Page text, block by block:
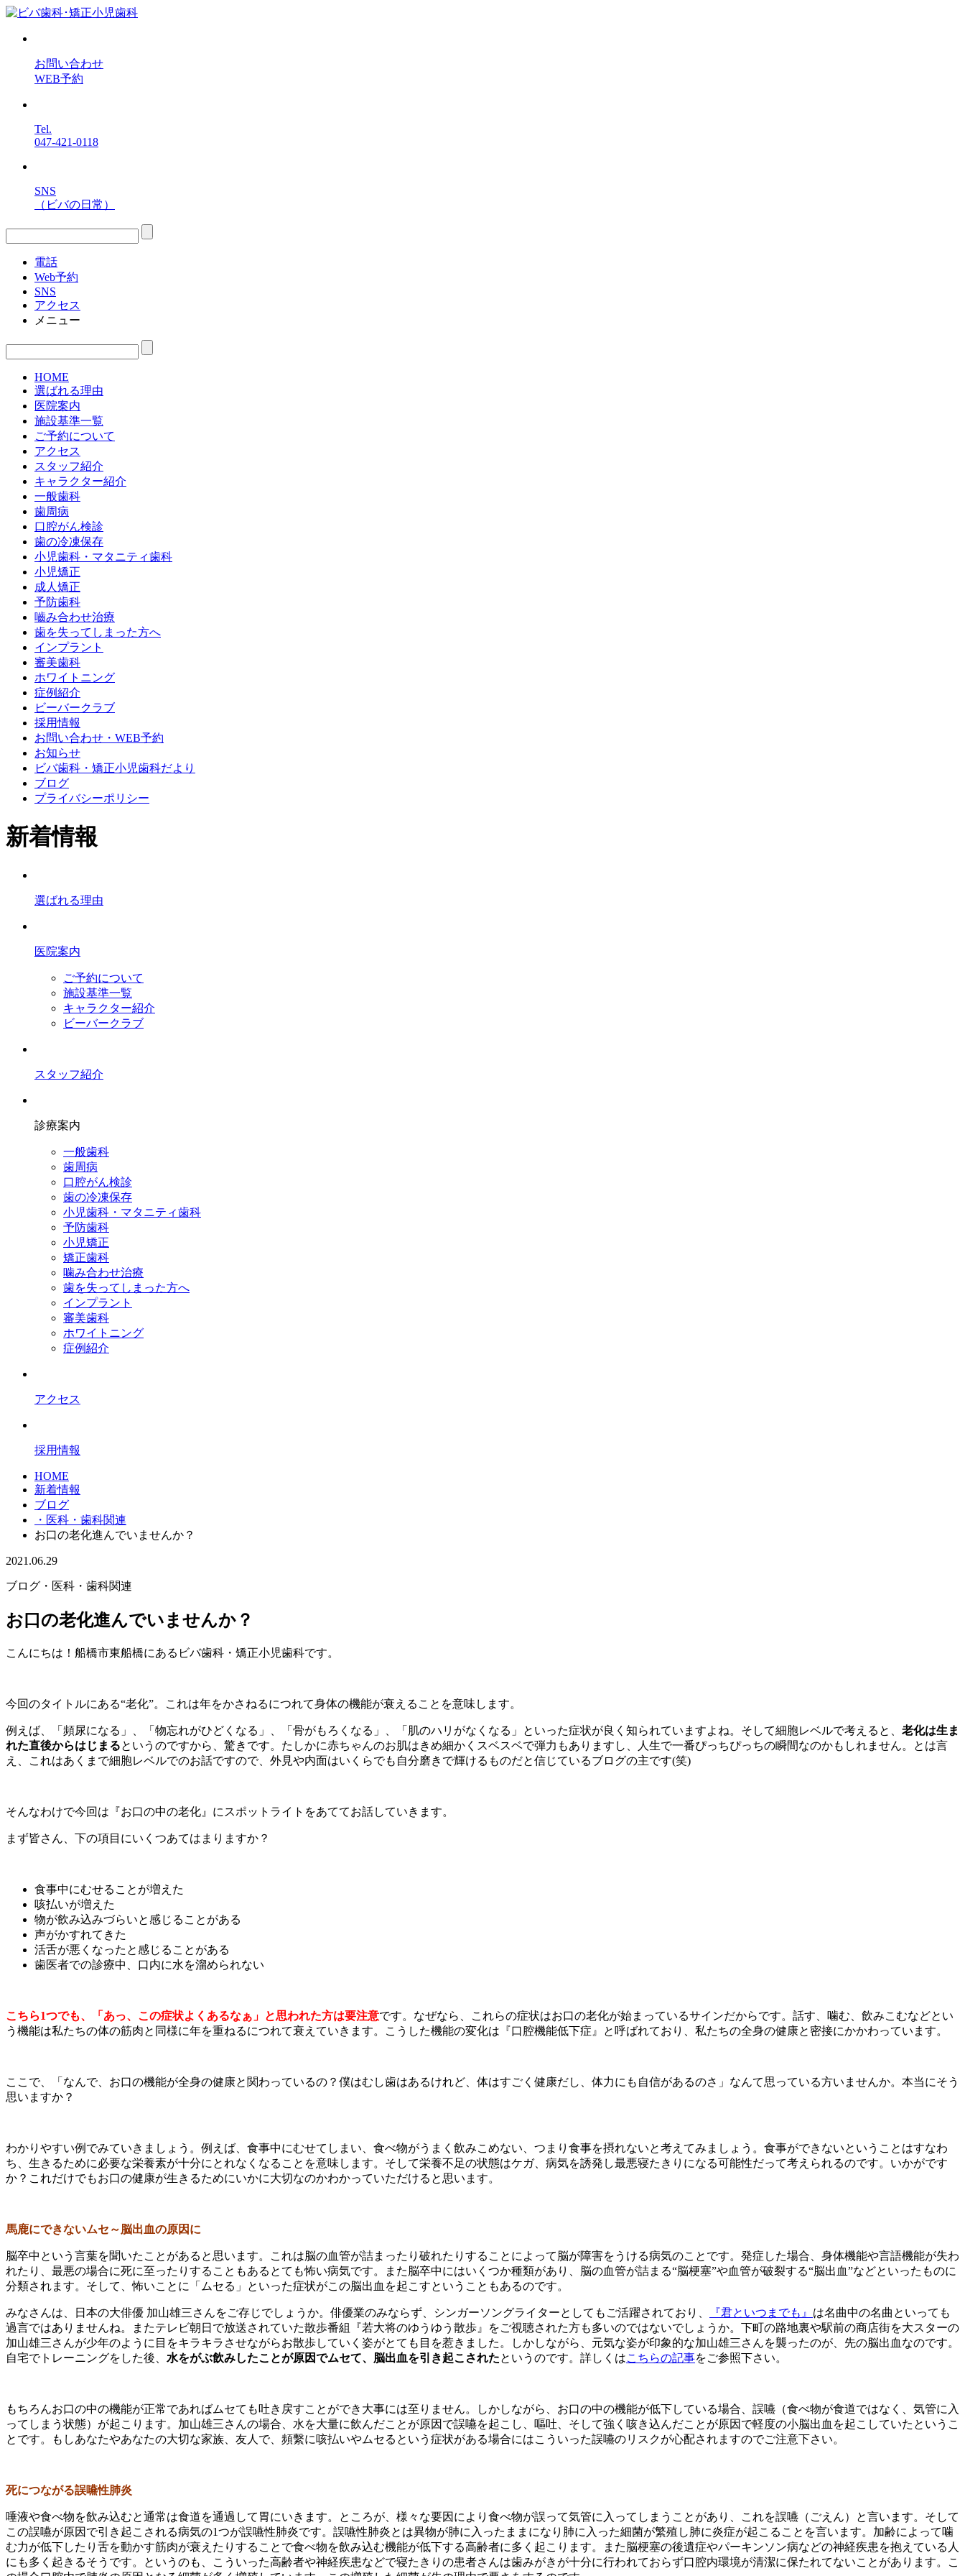
お問い合わせ
WEB予約
Tel.
047-421-0118
SNS
（ビバの日常）
電話
Web予約
SNS
アクセス
メニュー
HOME
選ばれる理由
医院案内
施設基準一覧
ご予約について
アクセス
スタッフ紹介
キャラクター紹介
一般歯科
歯周病
口腔がん検診
歯の冷凍保存
小児歯科・マタニティ歯科
小児矯正
成人矯正
予防歯科
嚙み合わせ治療
歯を失ってしまった方へ
インプラント
審美歯科
ホワイトニング
症例紹介
ビーバークラブ
採用情報
お問い合わせ・WEB予約
お知らせ
ビバ歯科・矯正小児歯科だより
ブログ
プライバシーポリシー
新着情報
選ばれる理由
医院案内
ご予約について
施設基準一覧
キャラクター紹介
ビーバークラブ
スタッフ紹介
診療案内
一般歯科
歯周病
口腔がん検診
歯の冷凍保存
小児歯科・マタニティ歯科
予防歯科
小児矯正
矯正歯科
噛み合わせ治療
歯を失ってしまった方へ
インプラント
審美歯科
ホワイトニング
症例紹介
アクセス
採用情報
HOME
新着情報
ブログ
・医科・歯科関連
お口の老化進んでいませんか？
2021.06.29
ブログ ・医科・歯科関連
お口の老化進んでいませんか？
こんにちは！船橋市東船橋にあるビバ歯科・矯正小児歯科です。
今回のタイトルにある“老化”。これは年をかさねるにつれて身体の機能が衰えることを意味します。
例えば、「頻尿になる」、「物忘れがひどくなる」、「骨がもろくなる」、「肌のハリがなくなる」といった症状が良く知られていますよね。そして細胞レベルで考えると、 老化は生ま
れた直後からはじまるというのですから、驚きです。たしかに赤ちゃんのお肌はきめ細かくスベスベで弾力もありますし、人生で一番ぴっちぴっちの瞬間なのかもしれません。とは言
え、これはあくまで細胞レベルでのお話ですので、外見や内面はいくらでも自分磨きで輝けるものだと信じているブログの主です(笑)
そんなわけで今回は『お口の中の老化』にスポットライトをあててお話していきます。
まず皆さん、下の項目にいくつあてはまりますか？
食事中にむせることが増えた
咳払いが増えた
物が飲み込みづらいと感じることがある
声がかすれてきた
活舌が悪くなったと感じることがある
歯医者での診療中、口内に水を溜められない
こちら1つでも、「あっ、この症状よくあるなぁ」と思われた方は要注意です。なぜなら、これらの症状はお口の老化が始まっているサインだからです。話す、噛む、飲みこむなどとい
う機能は私たちの体の筋肉と同様に年を重ねるにつれて衰えていきます。こうした機能の変化は『口腔機能低下症』と呼ばれており、私たちの全身の健康と密接にかかわっています。
ここで、「なんで、お口の機能が全身の健康と関わっているの？僕はむし歯はあるけれど、体はすごく健康だし、体力にも自信があるのさ」なんて思っている方いませんか。本当にそう
思いますか？
わかりやすい例でみていきましょう。例えば、食事中にむせてしまい、食べ物がうまく飲みこめない、つまり食事を摂れないと考えてみましょう。食事ができないということはすなわ
ち、生きるために必要な栄養素が十分にとれなくなることを意味します。そして栄養不足の状態はケガ、病気を誘発し最悪寝たきりになる可能性だって考えられるのです。いかがです
か？これだけでもお口の健康が生きるためにいかに大切なのかわかっていただけると思います。
馬鹿にできないムセ～脳出血の原因に
脳卒中という言葉を聞いたことがあると思います。これは脳の血管が詰まったり破れたりすることによって脳が障害をうける病気のことです。発症した場合、身体機能や言語機能が失わ
れたり、最悪の場合に死に至ったりすることもあるとても怖い病気です。また脳卒中にはいくつか種類があり、脳の血管が詰まる“脳梗塞”や血管が破裂する“脳出血”などといったものに
分類されます。そして、怖いことに「ムセる」といった症状がこの脳出血を起こすということもあるのです。
みなさんは、日本の大俳優 加山雄三さんをご存じでしょうか。俳優業のみならず、シンガーソングライターとしてもご活躍されており、 『君といつまでも』 は名曲中の名曲といっても
過言ではありませんね。またテレビ朝日で放送されていた散歩番組『若大将のゆうゆう散歩』をご視聴された方も多いのではないでしょうか。下町の路地裏や駅前の商店街を大スターの
加山雄三さんが少年のように目をキラキラさせながらお散歩していく姿がとても目を惹きました。しかしながら、元気な姿が印象的な加山雄三さんを襲ったのが、先の脳出血なのです。
自宅でトレーニングをした後、 水をがぶ飲みしたことが原因でムセて、脳出血を引き起こされたというのです。詳しくはこちらの記事をご参照下さい。
もちろんお口の中の機能が正常であればムセても吐き戻すことができ大事には至りません。しかしながら、お口の中の機能が低下している場合、誤嚥（食べ物が食道ではなく、気管に入
ってしまう状態）が起こります。加山雄三さんの場合、水を大量に飲んだことが原因で誤嚥を起こし、嘔吐、そして強く咳き込んだことが原因で軽度の小脳出血を起こしていたというこ
とです。もしあなたやあなたの大切な家族、友人で、頻繫に咳払いやムセるという症状がある場合にはこういった誤嚥のリスクが心配されますのでご注意下さい。
死につながる誤嚥性肺炎
唾液や食べ物を飲み込むと通常は食道を通過して胃にいきます。ところが、様々な要因により食べ物が誤って気管に入ってしまうことがあり、これを誤嚥（ごえん）と言います。そして
この誤嚥が原因で引き起こされる病気の1つが誤嚥性肺炎です。誤嚥性肺炎とは異物が肺に入ったままになり肺に入った細菌が繁殖し肺に炎症が起こることを言います。加齢によって噛
む力が低下したり舌を動かす筋肉が衰えたりすることで食べ物を飲み込む機能が低下する高齢者に多く起こります。また脳梗塞の後遺症やパーキンソン病などの神経疾患を抱えている人
にも多く起きるそうです。というのも、こういった高齢者や神経疾患などで寝たきりの患者さんは歯みがきが十分に行われておらず口腔内環境が清潔に保たれてないことがあります。こ